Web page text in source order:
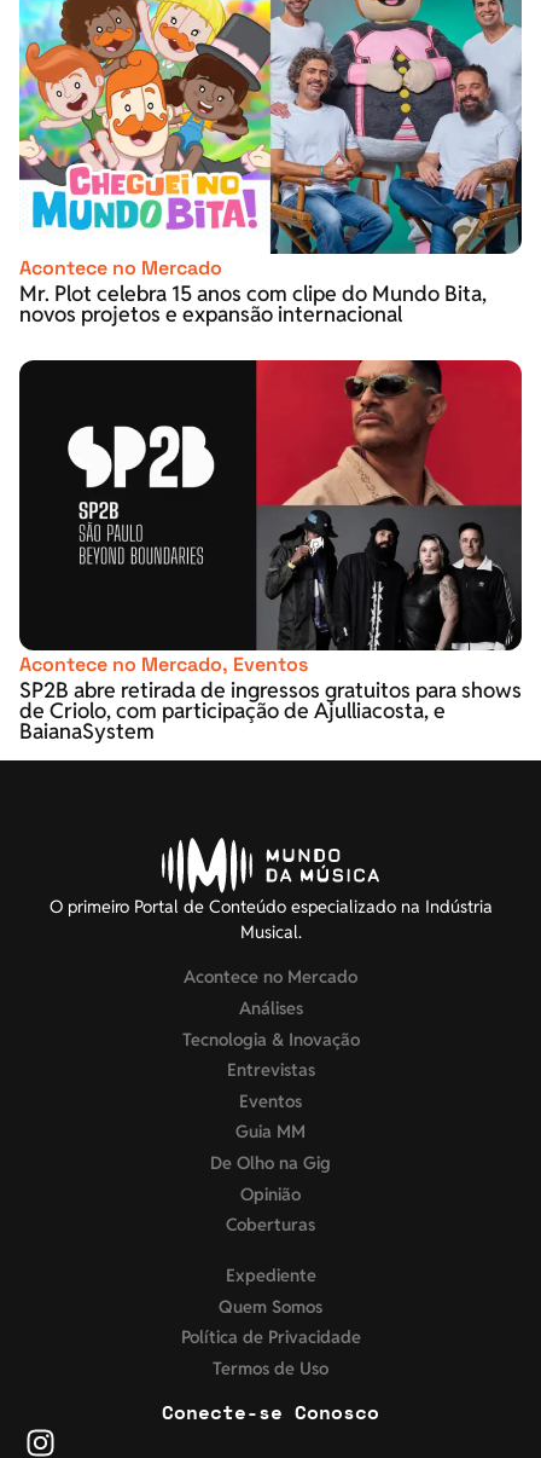
Acontece no Mercado
Mr. Plot celebra 15 anos com clipe do Mundo Bita,
novos projetos e expansão internacional
Acontece no Mercado, Eventos
SP2B abre retirada de ingressos gratuitos para shows
de Criolo, com participação de Ajulliacosta, e
BaianaSystem
O primeiro Portal de Conteúdo especializado na Indústria
Musical.
Acontece no Mercado
Análises
Tecnologia & Inovação
Entrevistas
Eventos
Guia MM
De Olho na Gig
Opinião
Coberturas
Expediente
Quem Somos
Política de Privacidade
Termos de Uso
Conecte-se Conosco